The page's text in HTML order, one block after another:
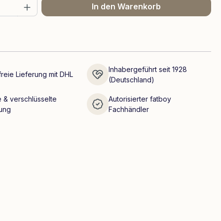
Anzahl: Gib den gewünschten Wert
In den Warenkorb
Lieferung mit DHL
Inhabergeführt seit 1928
(Deutschland)
& verschlüsselte
Autorisierter fatboy
Fachhändler